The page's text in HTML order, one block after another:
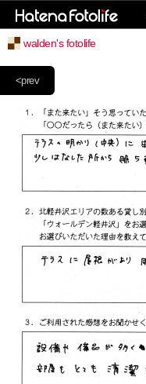
walden's fotolife
<prev